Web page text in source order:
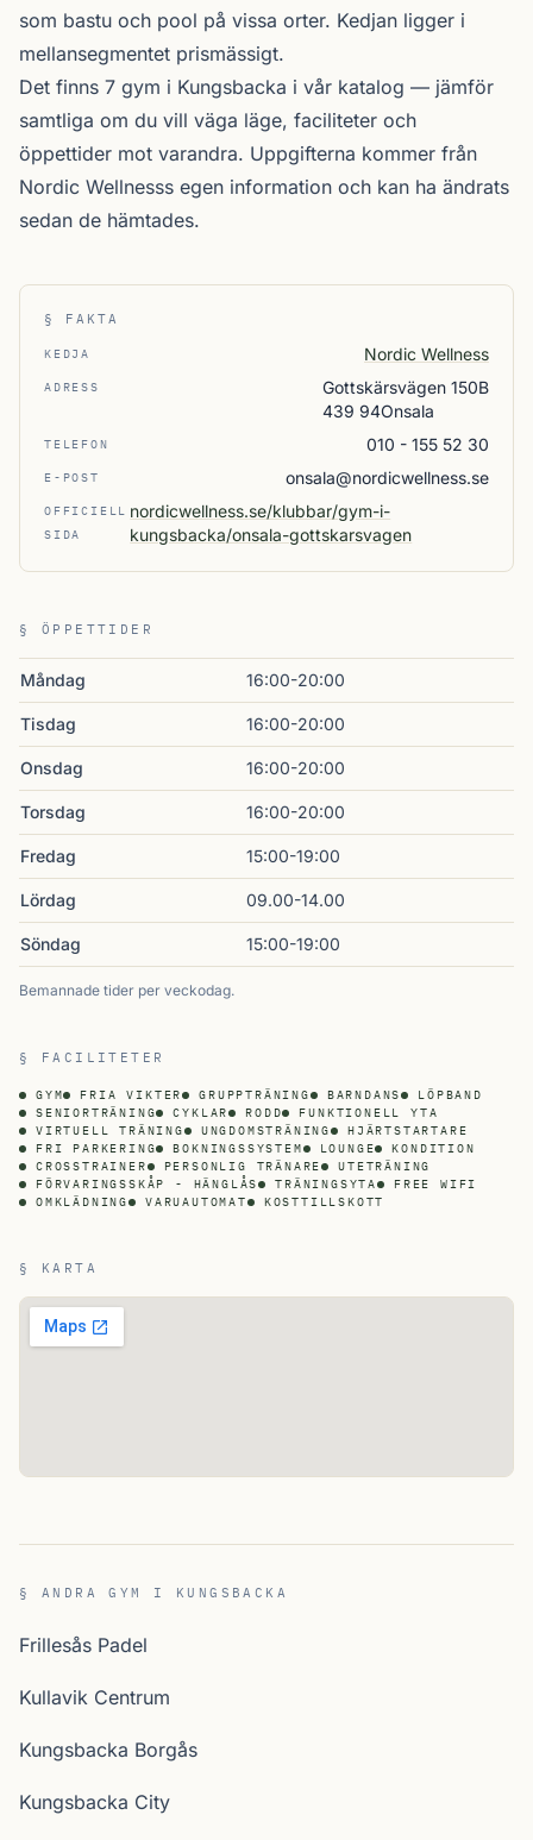
som bastu och pool på vissa orter. Kedjan ligger i
mellansegmentet prismässigt.
Det finns 7 gym i Kungsbacka i vår katalog — jämför
samtliga om du vill väga läge, faciliteter och
öppettider mot varandra. Uppgifterna kommer från
Nordic Wellnesss egen information och kan ha ändrats
sedan de hämtades.
§ FAKTA
KEDJA Nordic Wellness
ADRESS
Gottskärsvägen 150B
439 94Onsala
TELEFON 010 - 155 52 30
E-POST onsala@nordicwellness.se
OFFICIELL
SIDA
nordicwellness.se/klubbar/gym-i-
kungsbacka/onsala-gottskarsvagen
§ ÖPPETTIDER
Måndag 16:00-20:00
Tisdag 16:00-20:00
Onsdag 16:00-20:00
Torsdag 16:00-20:00
Fredag 15:00-19:00
Lördag 09.00-14.00
Söndag 15:00-19:00
Bemannade tider per veckodag.
§ FACILITETER
GYM FRIA VIKTER GRUPPTRÄNING BARNDANS
LÖPBAND
SENIORTRÄNING
CYKLAR RODD
FUNKTIONELL YTA
VIRTUELL TRÄNING
UNGDOMSTRÄNING
HJÄRTSTARTARE
FRI PARKERING
BOKNINGSSYSTEM LOUNGE
KONDITION
CROSSTRAINER
PERSONLIG TRÄNARE
UTETRÄNING
FÖRVARINGSSKÅP - HÄNGLÅS
TRÄNINGSYTA
FREE WIFI
OMKLÄDNING
VARUAUTOMAT KOSTTILLSKOTT
§ KARTA
§ ANDRA GYM I KUNGSBACKA
Frillesås Padel
Kullavik Centrum
Kungsbacka Borgås
Kungsbacka City